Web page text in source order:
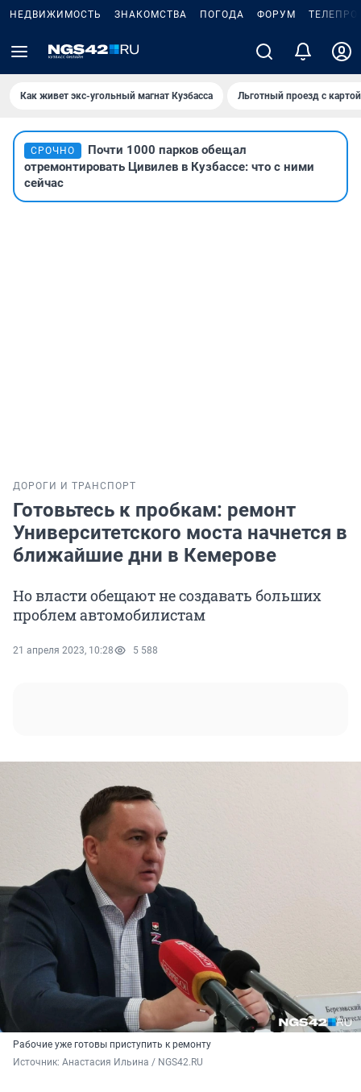
НЕДВИЖИМОСТЬ ЗНАКОМСТВА ПОГОДА ФОРУМ
Как живет экс-угольный магнат Кузбасса Льготный проезд с
СРОЧНО
Почти 1000 парков обещал
отремонтировать Цивилев в Кузбассе: что с ними
сейчас
ДОРОГИ И ТРАНСПОРТ
Готовьтесь к пробкам: ремонт
Университетского моста начнется в
ближайшие дни в Кемерове
Но власти обещают не создавать больших
проблем автомобилистам
21 апреля 2023, 10:28 5 588
Рабочие уже готовы приступить к ремонту
Источник: Анастасия Ильина / NGS42.RU